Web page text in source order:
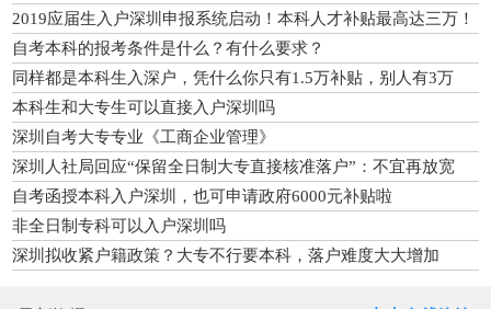
2019应届生入户深圳申报系统启动！本科人才补贴最高达三万！
自考本科的报考条件是什么？有什么要求？
同样都是本科生入深户，凭什么你只有1.5万补贴，别人有3万
呢？
本科生和大专生可以直接入户深圳吗
深圳自考大专专业《工商企业管理》
深圳人社局回应“保留全日制大专直接核准落户”：不宜再放宽
自考函授本科入户深圳，也可申请政府6000元补贴啦
非全日制专科可以入户深圳吗
深圳拟收紧户籍政策？大专不行要本科，落户难度大大增加